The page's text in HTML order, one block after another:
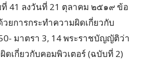
41 ลงวันที่ 21 ตุลาคม ๒๕๑๙ ข้อ
ยการกระทำความผิดเกี่ยวกับ
มาตรา 3, 14 พระราชบัญญัติว่า
ดเกี่ยวกับคอมพิวเตอร์ (ฉบับที่ 2)